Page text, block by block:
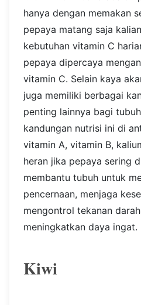
hanya dengan memakan
pepaya matang saja
kebutuhan vitamin C
pepaya dipercaya
vitamin C. Selain kaya
juga memiliki berbagai
penting lainnya bagi
kandungan nutrisi ini di
vitamin A, vitamin B,
heran jika pepaya sering
membantu tubuh untuk
pencernaan, menjaga
mengontrol tekanan
meningkatkan daya ingat.
Kiwi